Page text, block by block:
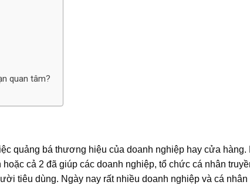
quan tâm?
quảng bá thương hiệu của doanh nghiệp hay cửa hàng.
cả 2 đã giúp các doanh nghiệp, tổ chức cá nhân
tiêu dùng. Ngày nay rất nhiều doanh nghiệp và cá nhân